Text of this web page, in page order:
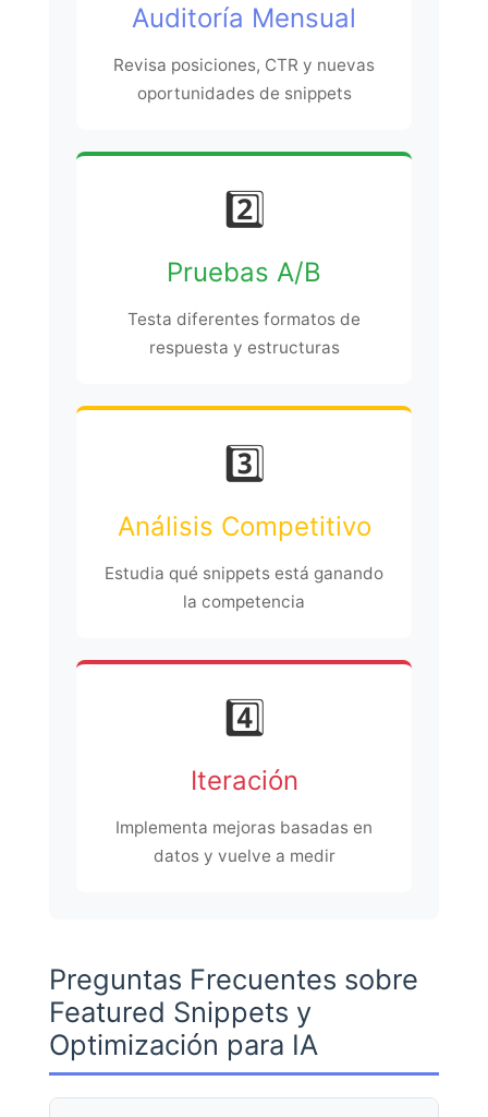
Auditoría Mensual
Revisa posiciones, CTR y nuevas
oportunidades de snippets
2️⃣
Pruebas A/B
Testa diferentes formatos de
respuesta y estructuras
3️⃣
Análisis Competitivo
Estudia qué snippets está ganando
la competencia
4️⃣
Iteración
Implementa mejoras basadas en
datos y vuelve a medir
Preguntas Frecuentes sobre
Featured Snippets y
Optimización para IA